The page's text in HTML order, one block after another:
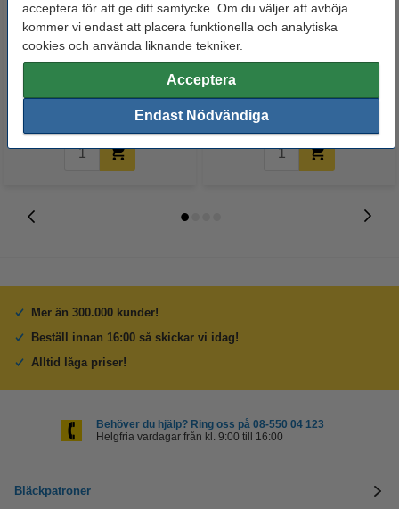
acceptera för att ge ditt samtycke. Om du väljer att avböja
kommer vi endast att placera funktionella och analytiska
cookies och använda liknande tekniker.
Acceptera
Endast Nödvändiga
Kulspetspenna | Pentel Energel
32 kr Inkl. 25% Moms
Kulspetspenna | Pentel Energel
32 kr Inkl. 25% Moms
Mer än 300.000 kunder!
Beställ innan 16:00 så skickar vi idag!
Alltid låga priser!
Behöver du hjälp? Ring oss på 08-550 04 123
Helgfria vardagar från kl. 9:00 till 16:00
Bläckpatroner